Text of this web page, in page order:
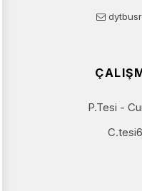
P.Tesi -